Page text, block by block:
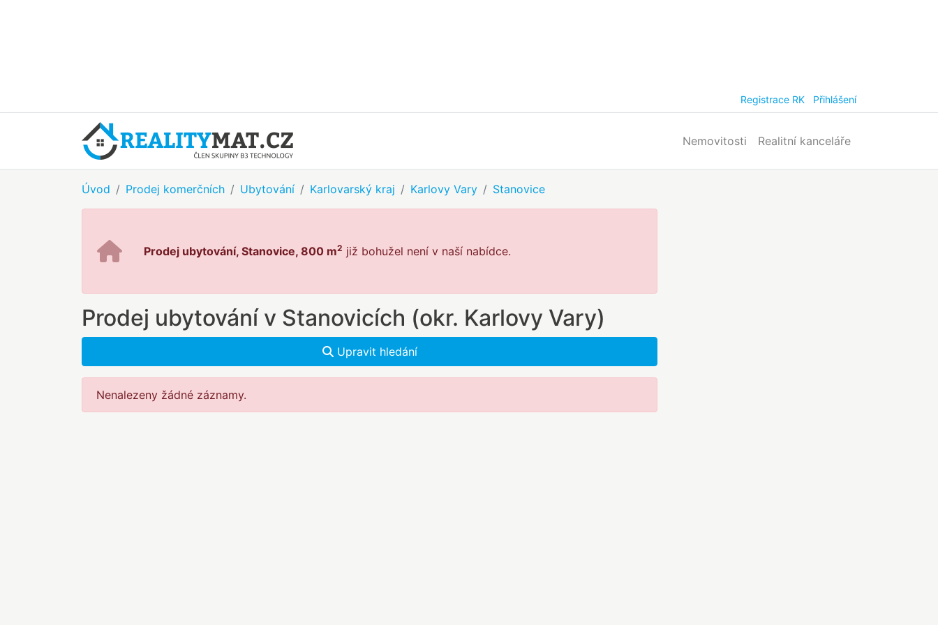
Registrace RK Přihlášení
Nemovitosti Realitní kanceláře
Úvod Prodej komerčních Ubytování Karlovarský kraj Karlovy Vary Stanovice
Prodej ubytování, Stanovice, 800 m2 již bohužel není v naší nabídce.
Prodej ubytování v Stanovicích (okr. Karlovy Vary)
Upravit hledání
Nenalezeny žádné záznamy.